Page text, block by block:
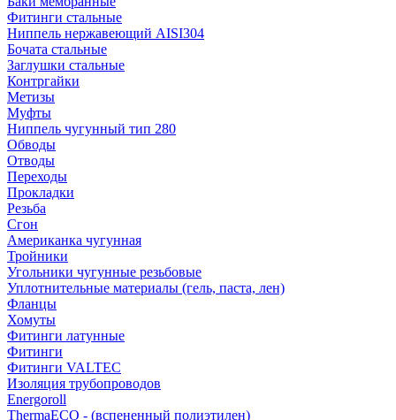
Фитинги стальные
Ниппель нержавеющий AISI304
Бочата стальные
Заглушки стальные
Контргайки
Метизы
Муфты
Ниппель чугунный тип 280
Обводы
Отводы
Переходы
Прокладки
Резьба
Сгон
Американка чугунная
Тройники
Угольники чугунные резьбовые
Уплотнительные материалы (гель, паста, лен)
Фланцы
Хомуты
Фитинги латунные
Фитинги
Фитинги VALTEC
Изоляция трубопроводов
Energoroll
ThermaECO - (вспененный полиэтилен)